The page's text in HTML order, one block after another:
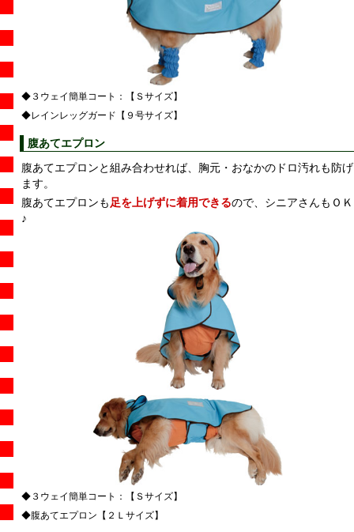
◆３ウェイ簡単コート：【Ｓサイズ】
◆レインレッグガード【９号サイズ】
腹あてエプロン
腹あてエプロンと組み合わせれば、胸元・おなかのドロ汚れも防げ
ます。
腹あてエプロンも足を上げずに着用できるので、シニアさんもＯＫ
♪
◆３ウェイ簡単コート：【Ｓサイズ】
◆腹あてエプロン【２Ｌサイズ】